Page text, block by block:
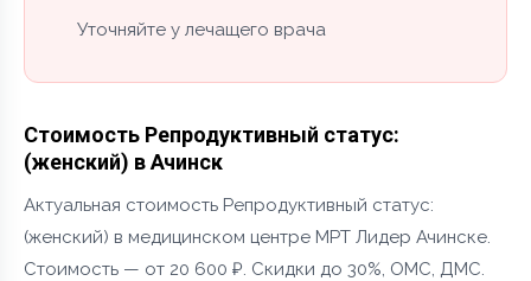
Уточняйте у лечащего врача
Стоимость Репродуктивный статус:
(женский) в Ачинск
Актуальная стоимость Репродуктивный статус:
(женский) в медицинском центре МРТ Лидер Ачинске.
Стоимость — от 20 600 ₽. Скидки до 30%, ОМС, ДМС.